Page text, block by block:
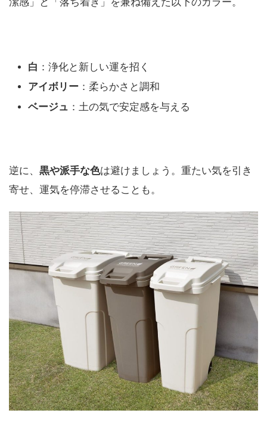
白 ：浄化と新しい運を招く
アイボリー ：柔らかさと調和
ベージュ ：土の気で安定感を与える
逆に、 黒や派手な色は避けましょう。重たい気を引き
寄せ、運気を停滞させることも。